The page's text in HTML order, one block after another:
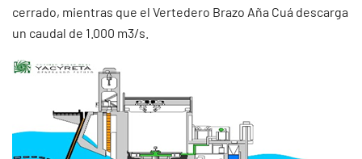
cerrado, mientras que el Vertedero Brazo Aña Cuá descarga
un caudal de 1.000 m3/s.